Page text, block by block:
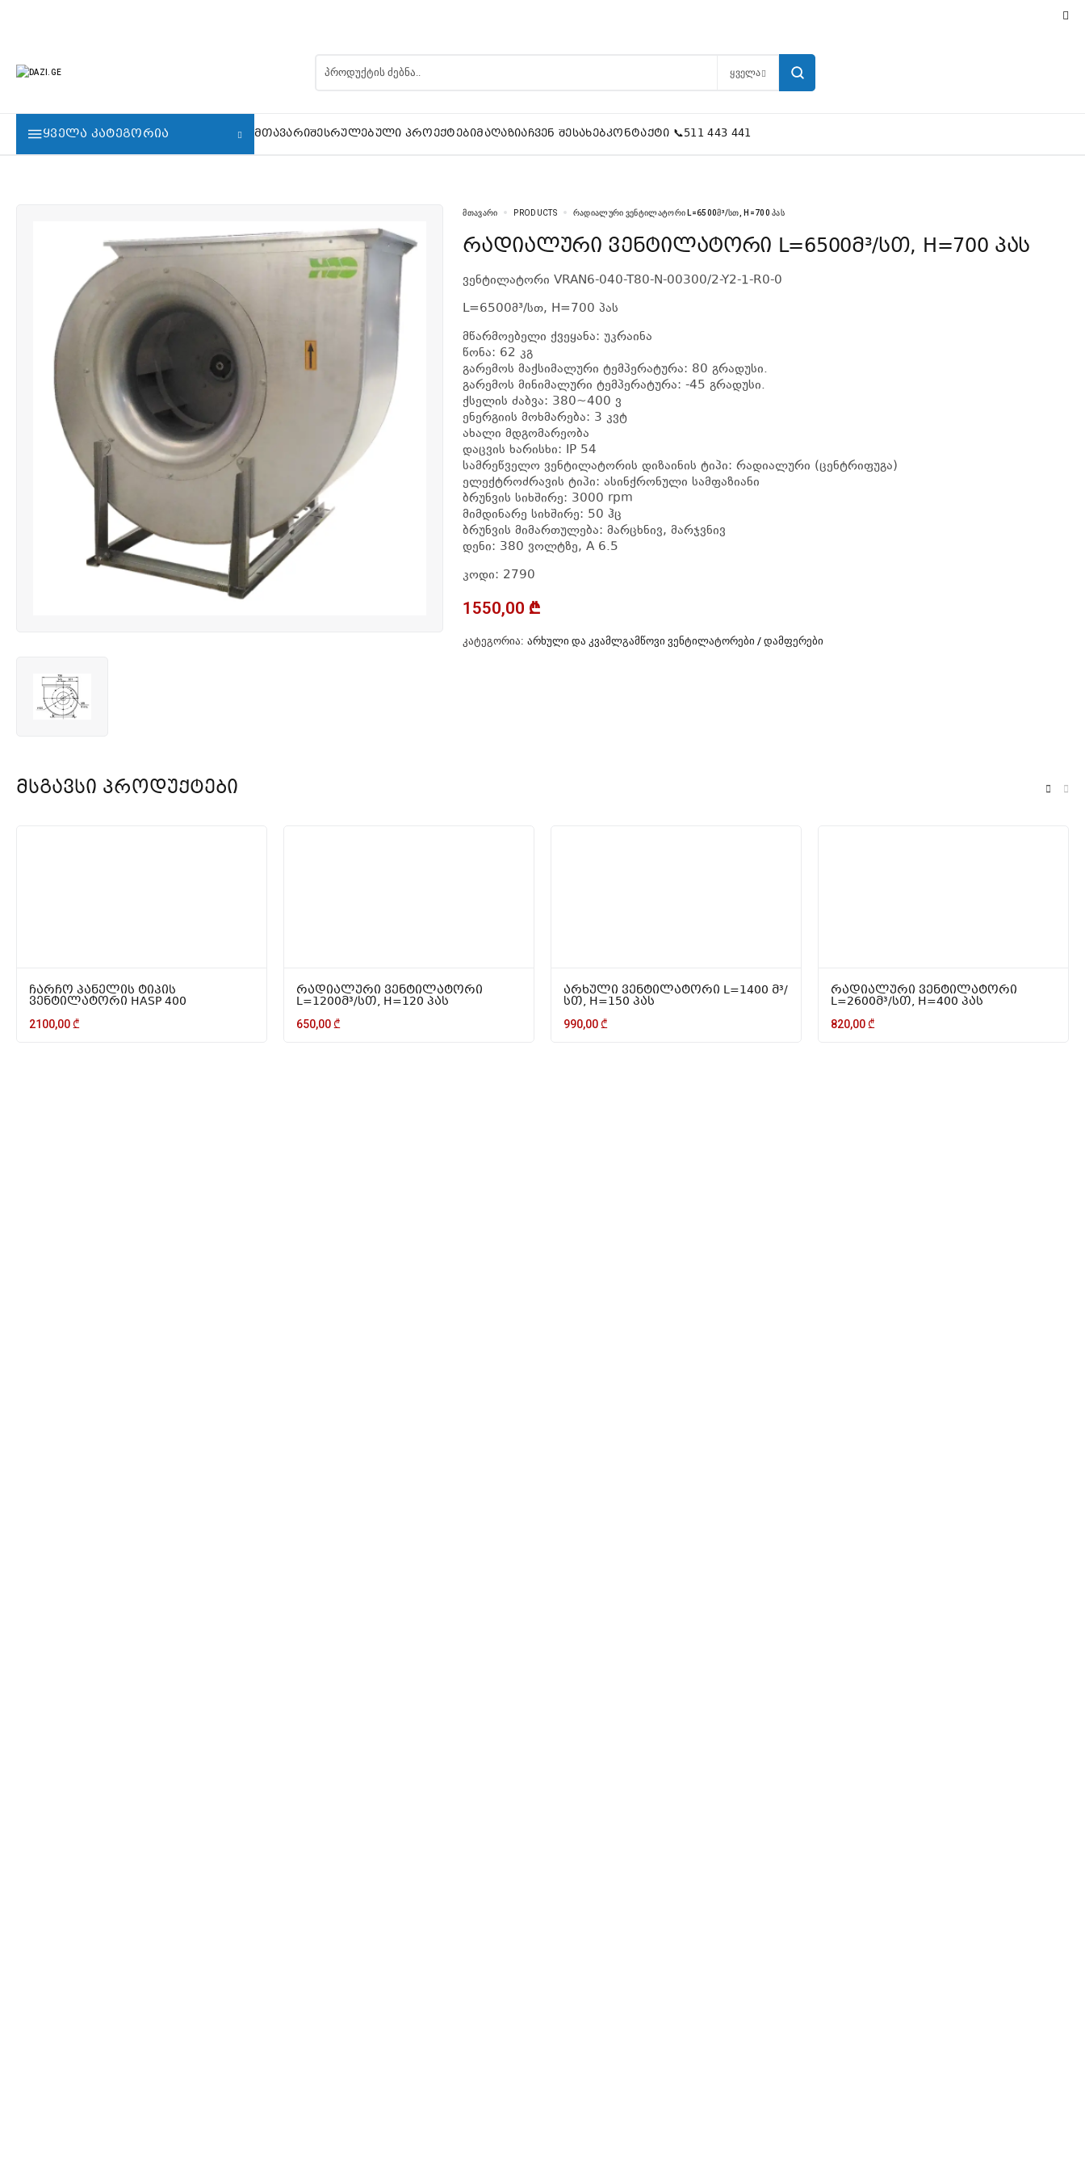
ᲧᲕᲔᲚᲐ
ᲧᲕᲔᲚᲐ ᲙᲐᲢᲔᲒᲝᲠᲘᲐ ᲛᲗᲐᲕᲐᲠᲘᲨᲔᲡᲠᲣᲚᲔᲑᲣᲚᲘ ᲞᲠᲝᲔᲥᲢᲔᲑᲘᲛᲐᲦᲐᲖᲘᲐᲩᲕᲔᲜ ᲨᲔᲡᲐᲮᲔᲑᲙᲝᲜᲢᲐᲥᲢᲘ 📞511 443 441
ᲛᲗᲐᲕᲐᲠᲘ PRODUCTS ᲠᲐᲓᲘᲐᲚᲣᲠᲘ ᲕᲔᲜᲢᲘᲚᲐᲢᲝᲠᲘ L=6500Მ³/ᲡᲗ, H=700 ᲞᲐᲡ
რადიალური ვენტილატორი L=6500მ³/სთ, H=700 პას
ვენტილატორი VRAN6-040-T80-N-00300/2-Y2-1-R0-0
L=6500მ³/სთ, H=700 პას
მწარმოებელი ქვეყანა: უკრაინა
წონა: 62 კგ
გარემოს მაქსიმალური ტემპერატურა: 80 გრადუსი.
გარემოს მინიმალური ტემპერატურა: -45 გრადუსი.
ქსელის ძაბვა: 380~400 ვ
ენერგიის მოხმარება: 3 კვტ
ახალი მდგომარეობა
დაცვის ხარისხი: IP 54
სამრეწველო ვენტილატორის დიზაინის ტიპი: რადიალური (ცენტრიფუგა)
ელექტროძრავის ტიპი: ასინქრონული სამფაზიანი
ბრუნვის სიხშირე: 3000 rpm
მიმდინარე სიხშირე: 50 ჰც
ბრუნვის მიმართულება: მარცხნივ, მარჯვნივ
დენი: 380 ვოლტზე, A 6.5
კოდი: 2790
1550,00 ₾
ᲙᲐᲢᲔᲒᲝᲠᲘᲐ: ᲐᲠᲮᲣᲚᲘ ᲓᲐ ᲙᲕᲐᲛᲚᲒᲐᲛᲬᲝᲕᲘ ᲕᲔᲜᲢᲘᲚᲐᲢᲝᲠᲔᲑᲘ / ᲓᲐᲛᲤᲔᲠᲔᲑᲘ
Მსგავსი Პროდუქტები
ჩარჩო პანელის ტიპის
ვენტილატორი HASP 400
2100,00₾
რადიალური ვენტილატორი
L=1200მ³/სთ, H=120 პას
650,00₾
არხული ვენტილატორი L=1400 მ³/
სთ, H=150 პას
990,00₾
რადიალური ვენტილატორი
L=2600მ³/სთ, H=400 პას
820,00₾